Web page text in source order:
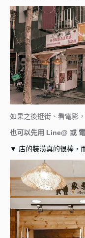
如果之後逛街、看電影
也可以先用 Line@ 或
▼ 店的裝潢真的很棒，